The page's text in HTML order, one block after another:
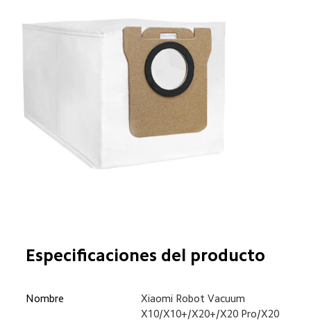
Especificaciones del producto
Nombre
Xiaomi Robot Vacuum
X10/X10+/X20+/X20 Pro/X20